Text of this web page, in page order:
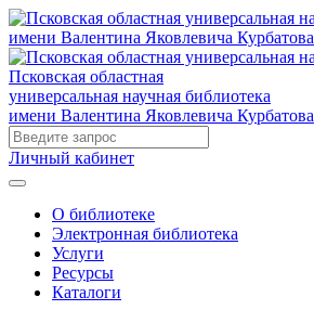
Псковская областная
универсальная научная библиотека
имени Валентина Яковлевича Курбатова
Личный кабинет
О библиотеке
Электронная библиотека
Услуги
Ресурсы
Каталоги